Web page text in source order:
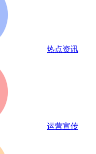
热点资讯
运营宣传